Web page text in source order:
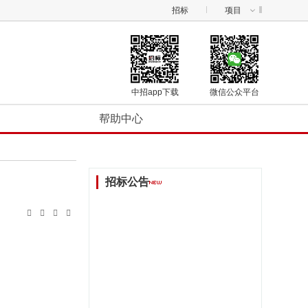
招标 项目
微信公众平台
中招app下载
帮助中心




招标公告